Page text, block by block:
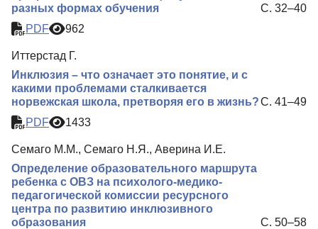
разных формах обучения
С. 32–40
PDF
962
Иттерстад Г.
Инклюзия – что означает это понятие, и с
какими проблемами сталкивается
норвежская школа, претворяя его в жизнь?С. 41–49
PDF
1433
Семаго М.М., Семаго Н.Я., Аверина И.Е.
Определение образовательного маршрута
ребенка с ОВЗ на психолого-медико-
педагогической комиссии ресурсного
центра по развитию инклюзивного
образования
С. 50–58